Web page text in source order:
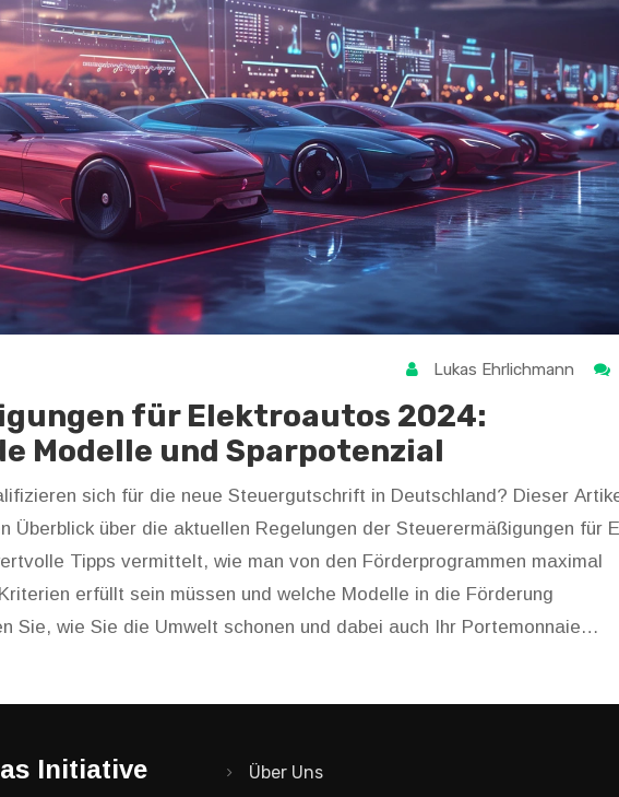
Lukas Ehrlichmann
für Elektroautos 2024:
Modelle und Sparpotenzial
sich für die neue Steuergutschrift in Deutschland? Dieser
Überblick über die aktuellen Regelungen der Steuerermäßigungen für
Tipps vermittelt, wie man von den Förderprogrammen maximal
erfüllt sein müssen und welche Modelle in die Förderung
Sie, wie Sie die Umwelt schonen und dabei auch Ihr Portemonnaie
Initiative Über Uns